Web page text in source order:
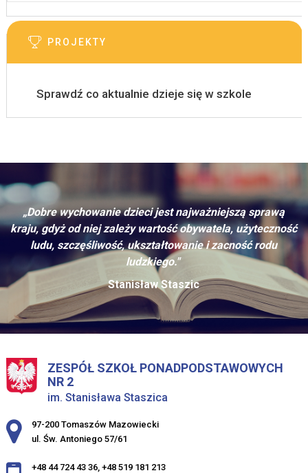
PROJEKTY
Sprawdź co aktualnie dzieje się w szkole
„Dobre wychowanie dzieci jest najważniejszą sprawą
kraju, gdyż od niej zależy wartość obywatela, użyteczność
ludu, szczęśliwość, ukształtowanie i zacność rodu
ludzkiego."
Stanisław Staszic
ZESPÓŁ SZKOŁ PONADPODSTAWOWYCH
NR 2
im. Stanisława Staszica
Adres pocztowy:
97-200 Tomaszów Mazowiecki
ul. Św. Antoniego 57/61
+48 44 724 43 36, +48 519 181 213